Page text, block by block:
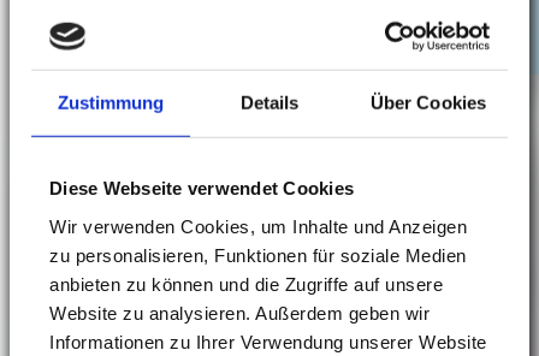
Zustimmung Details Über Cookies
Diese Webseite verwendet Cookies
Wir verwenden Cookies, um Inhalte und Anzeigen
zu personalisieren, Funktionen für soziale Medien
anbieten zu können und die Zugriffe auf unsere
Website zu analysieren. Außerdem geben wir
Informationen zu Ihrer Verwendung unserer Website
buchen
Fachgebieten.
FRAU STACHELHAUS